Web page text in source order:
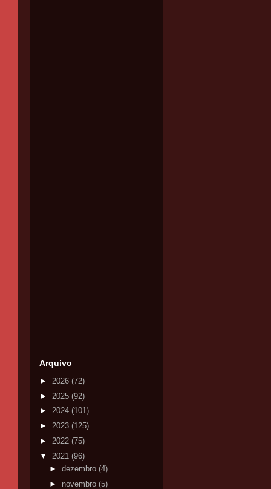
Arquivo
► 2026 (72)
► 2025 (92)
► 2024 (101)
► 2023 (125)
► 2022 (75)
▼ 2021 (96)
► dezembro (4)
► novembro (5)